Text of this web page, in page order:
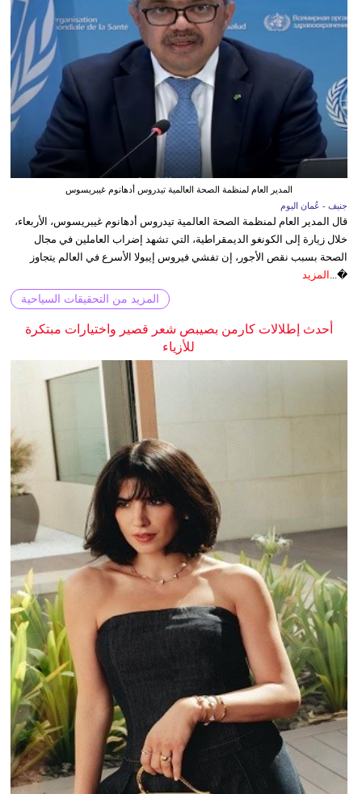
المدير العام لمنظمة الصحة العالمية تيدروس أدهانوم غيبريسوس
جنيف - عُمان اليوم
قال المدير العام لمنظمة الصحة العالمية تيدروس أدهانوم غيبريسوس، الأربعاء،
خلال زيارة إلى الكونغو الديمقراطية، التي تشهد إضراب العاملين في مجال
الصحة بسبب نقص الأجور، إن تفشي فيروس إيبولا الأسرع في العالم يتجاوز
�... المزيد
المزيد من التحقيقات السياحية
أحدث إطلالات كارمن بصيبص شعر قصير واختيارات مبتكرة
للأزياء